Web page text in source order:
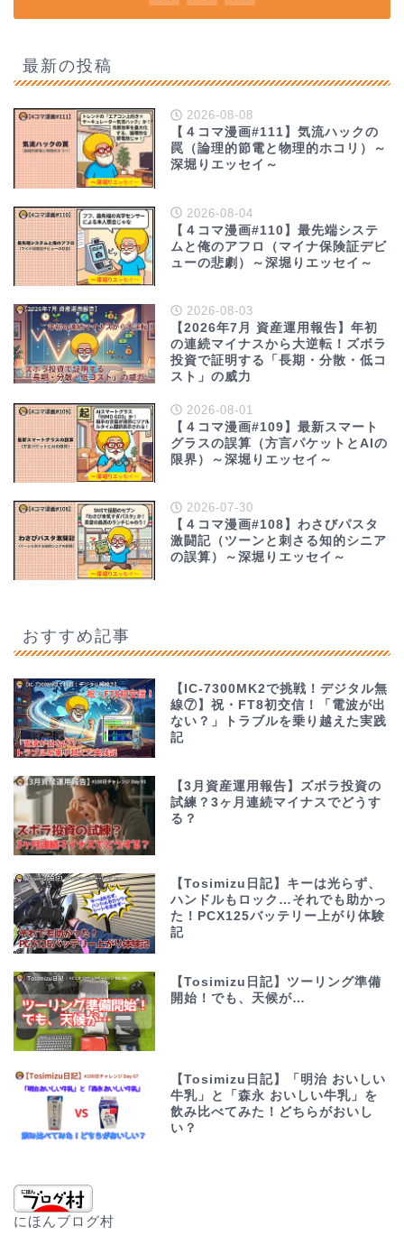
最新の投稿
2026-08-08
【４コマ漫画#111】気流ハックの
罠（論理的節電と物理的ホコリ）～
深堀りエッセイ～
2026-08-04
【４コマ漫画#110】最先端システ
ムと俺のアフロ（マイナ保険証デビ
ューの悲劇）～深堀りエッセイ～
2026-08-03
【2026年7月 資産運用報告】年初
の連続マイナスから大逆転！ズボラ
投資で証明する「長期・分散・低コ
スト」の威力
2026-08-01
【４コマ漫画#109】最新スマート
グラスの誤算（方言パケットとAIの
限界）～深堀りエッセイ～
2026-07-30
【４コマ漫画#108】わさびパスタ
激闘記（ツーンと刺さる知的シニア
の誤算）～深堀りエッセイ～
おすすめ記事
【IC-7300MK2で挑戦！デジタル無
線⑦】祝・FT8初交信！「電波が出
ない？」トラブルを乗り越えた実践
記
【3月資産運用報告】ズボラ投資の
試練？3ヶ月連続マイナスでどうす
る？
【Tosimizu日記】キーは光らず、
ハンドルもロック…それでも助かっ
た！PCX125バッテリー上がり体験
記
【Tosimizu日記】ツーリング準備
開始！でも、天候が…
【Tosimizu日記】「明治 おいしい
牛乳」と「森永 おいしい牛乳」を
飲み比べてみた！どちらがおいし
い？
にほんブログ村